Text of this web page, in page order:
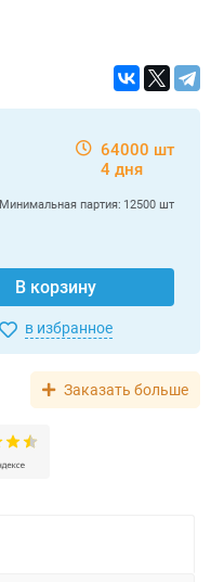
64000 шт
4 дня
В корзину
Минимальная партия: 12500 шт
в избранное
Заказать больше